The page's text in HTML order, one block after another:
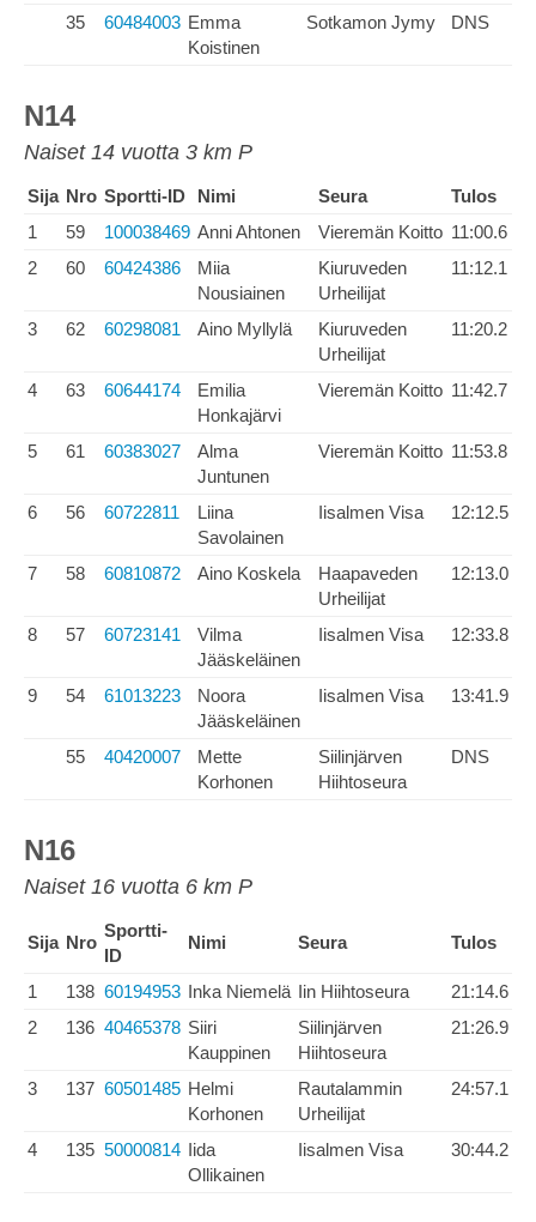
35 60484003 Emma
Koistinen
Sotkamon Jymy DNS
N14
Naiset 14 vuotta 3 km P
Sija Nro Sportti-ID Nimi Seura
Tulos
1
59 100038469 Anni Ahtonen Vieremän Koitto 11:00.6
2
60 60424386
Miia
Nousiainen
Kiuruveden
Urheilijat
11:12.1
3 62 60298081 Aino Myllylä
Kiuruveden
Urheilijat
11:20.2
4 63 60644174
Emilia
Honkajärvi
Vieremän Koitto 11:42.7
5 61 60383027
Alma
Juntunen
Vieremän Koitto 11:53.8
6 56 60722811
Liina
Savolainen
Iisalmen Visa 12:12.5
7 58 60810872 Aino Koskela
Haapaveden
Urheilijat
12:13.0
8 57 60723141
Vilma
Jääskeläinen
Iisalmen Visa 12:33.8
9 54 61013223
Noora
Jääskeläinen
Iisalmen Visa 13:41.9
55 40420007
Mette
Korhonen
Siilinjärven
Hiihtoseura
DNS
N16
Naiset 16 vuotta 6 km P
Sija Nro
Sportti-
ID
Nimi Seura Tulos
1 138 60194953 Inka Niemelä Iin Hiihtoseura
21:14.6
2
136 40465378 Siiri
Kauppinen
Siilinjärven
Hiihtoseura
21:26.9
3 137 60501485 Helmi
Korhonen
Rautalammin
Urheilijat
24:57.1
4 135 50000814 Iida
Ollikainen
Iisalmen Visa 30:44.2